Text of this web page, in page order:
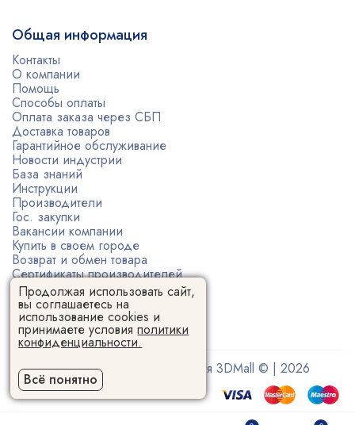
Общая информация
Контакты
О компании
Помощь
Способы оплаты
Оплата заказа через СБП
Доставка товаров
Гарантийное обслуживание
Новости индустрии
База знаний
Инструкции
Производители
Гос. закупки
Вакансии компании
Купить в своем городе
Возврат и обмен товара
Сертификаты производителей
Политика конфиденциальности
Пользовательское соглашение
Поставщик 3D-оборудования 3DMall © | 2026
Продолжая использовать сайт,
вы соглашаетесь на
использование cookies и
принимаете условияполитики
конфиденциальности.
Всё понятно